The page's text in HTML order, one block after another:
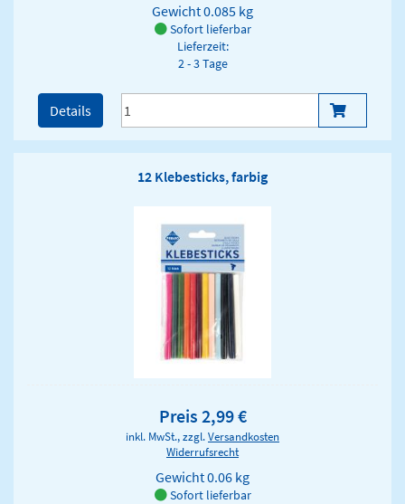
Gewicht0.085 kg
Sofort lieferbar
Lieferzeit:
2 - 3 Tage
Details
12 Klebesticks, farbig
Preis 2,99 €
inkl. MwSt., zzgl.Versandkosten
Widerrufsrecht
Gewicht0.06 kg
Sofort lieferbar